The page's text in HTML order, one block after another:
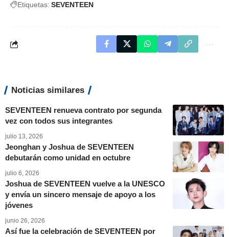
Etiquetas: SEVENTEEN
Noticias similares
SEVENTEEN renueva contrato por segunda
vez con todos sus integrantes
julio 13, 2026
Jeonghan y Joshua de SEVENTEEN
debutarán como unidad en octubre
julio 6, 2026
Joshua de SEVENTEEN vuelve a la UNESCO
y envía un sincero mensaje de apoyo a los
jóvenes
junio 26, 2026
Así fue la celebración de SEVENTEEN por